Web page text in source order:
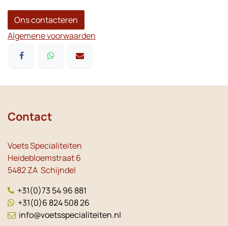
Ons contacteren
Algemene voorwaarden
Contact
Voets Specialiteiten
Heidebloemstraat 6
5482 ZA Schijndel
+31(0)73 54 96 881
+31(0)6 824 508 26
info@voetsspecialiteiten.nl